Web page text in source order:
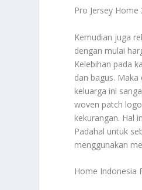
Pro Jersey Home
Kemudian juga
dengan mulai
Kelebihan pada
dan bagus.
keluarga ini
woven patch
kekurangan. Hal
Padahal untuk
menggunakan
Home Indonesia